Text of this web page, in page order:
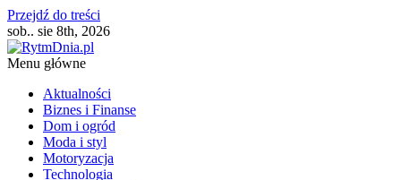
Przejdź do treści
sob.. sie 8th, 2026
Menu główne
Aktualności
Biznes i Finanse
Dom i ogród
Moda i styl
Motoryzacja
Technologia